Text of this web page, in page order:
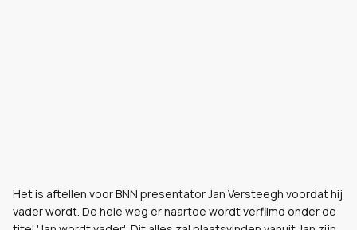
Het is aftellen voor BNN presentator Jan Versteegh voordat hij
vader wordt. De hele weg er naartoe wordt verfilmd onder de